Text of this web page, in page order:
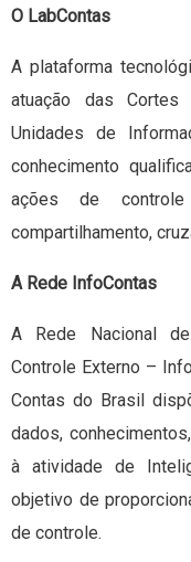
O LabContas
A plataforma
atuação das
Unidades de
conhecimento
ações de
compartilhamento,
A Rede InfoContas
A Rede Nacional
Controle Externo –
Contas do Brasil
dados,
à atividade de
objetivo de
de controle.